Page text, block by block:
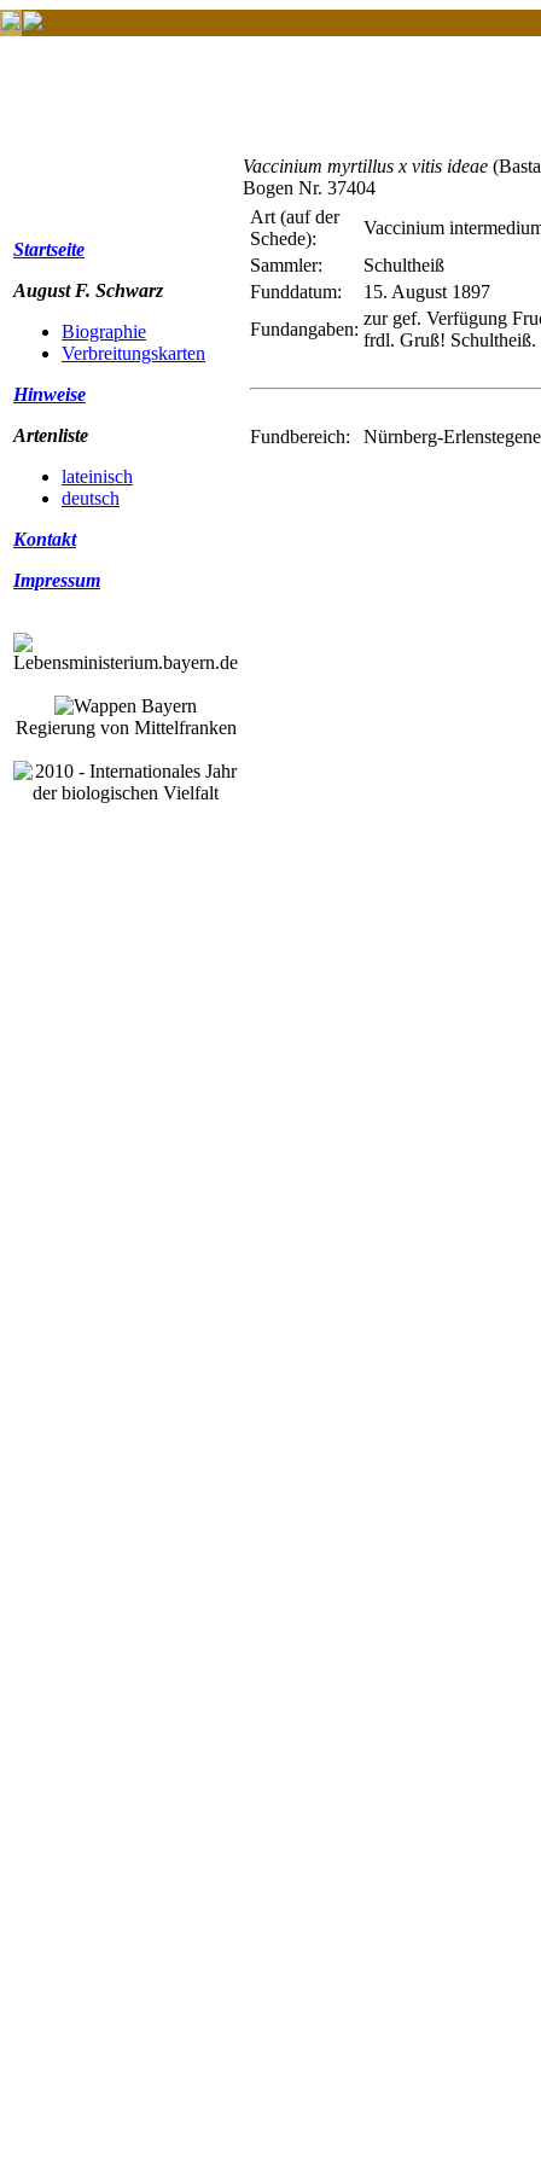
Startseite
August F. Schwarz
Biographie
Verbreitungskarten
Hinweise
Artenliste
lateinisch
deutsch
Kontakt
Impressum
Regierung von Mittelfranken
Vaccinium myrtillus x vitis ideae
Bogen Nr. 37404
Art (auf der
Schede):
Vaccinium
Sammler:
Schultheiß
Funddatum:
15. August 1897
Fundangaben:
zur gef. Verfügung
frdl. Gruß! Schultheiß.
Fundbereich: Nürnberg-